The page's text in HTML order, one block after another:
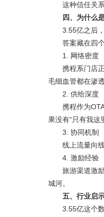
这种信任关系
四、为什么是
3.55亿之后，
答案藏在四个
1. 网络密度
携程系门店正
毛细血管都在渗
2. 供给深度
携程作为OTA
果没有“只有我这
3. 协同机制
线上流量向线
4. 激励经验
旅游渠道激励
城河。
五、行业启示
3.55亿这个数